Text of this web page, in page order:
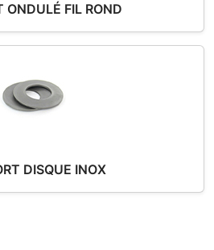
ONDULÉ FIL ROND
DISQUE INOX